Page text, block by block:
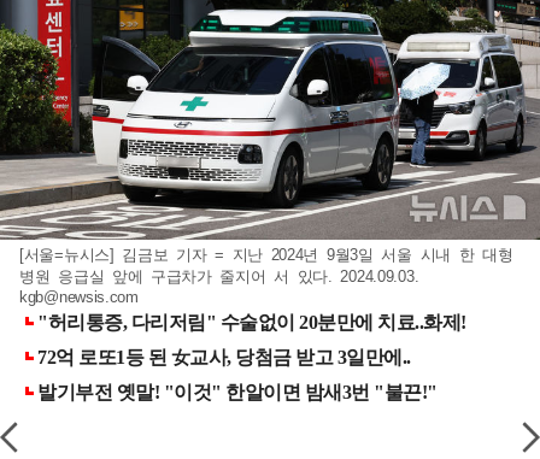
[서울=뉴시스] 김금보 기자 = 지난 2024년 9월3일 서울 시내 한 대형
병원 응급실 앞에 구급차가 줄지어 서 있다. 2024.09.03.
kgb@newsis.com